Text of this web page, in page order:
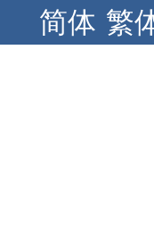
简体 繁